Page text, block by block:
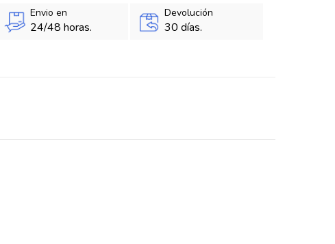
Envio en
24/48 horas.
Devolución
30 días.